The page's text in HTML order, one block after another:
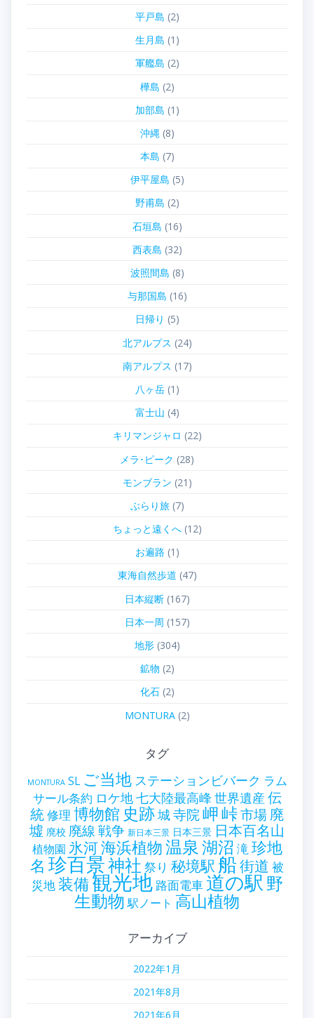
平戸島 (2)
生月島 (1)
軍艦島 (2)
樺島 (2)
加部島 (1)
沖縄(8)
本島 (7)
伊平屋島 (5)
野甫島 (2)
石垣島 (16)
西表島 (32)
波照間島 (8)
与那国島 (16)
日帰り (5)
北アルプス (24)
南アルプス (17)
八ヶ岳(1)
富士山 (4)
キリマンジャロ (22)
メラ･ピーク (28)
モンブラン (21)
ぶらり旅(7)
ちょっと遠くへ(12)
お遍路 (1)
東海自然歩道 (47)
日本縦断(167)
日本一周 (157)
地形(304)
鉱物 (2)
化石(2)
MONTURA(2)
タグ
MONTURA SL ご当地 ステーションビバーク ラム
サール条約 ロケ地七大陸最高峰 世界遺産 伝
統修理 博物館 史跡城寺院岬峠市場 廃
墟 廃校 廃線戦争 新日本三景 日本三景 日本百名山
植物園 氷河海浜植物温泉湖沼 滝珍地
名 珍百景神社 祭り 秘境駅 船街道 被
災地装備観光地 路面電車道の駅 野
生動物 駅ノート 高山植物
アーカイブ
2022年1月
2021年8月
2021年6月